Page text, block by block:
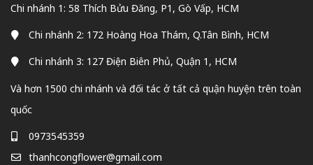
Chi nhánh 1: 58 Thích Bửu Đăng, P1, Gò Vấp, HCM
Chi nhánh 2: 172 Hoàng Hoa Thám, Q.Tân Bình, HCM
Chi nhánh 3: 127 Điện Biên Phủ, Quận 1, HCM
Và hơn 1500 chi nhánh và đối tác ở tất cả quận huyện trên toàn
quốc
0973545359
thanhcongflower@gmail.com